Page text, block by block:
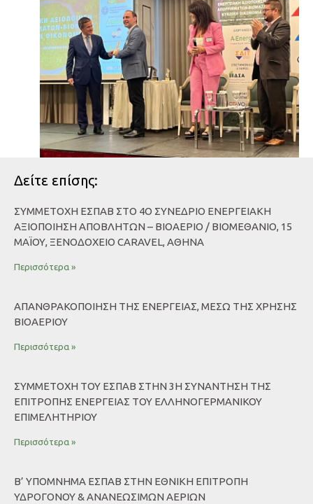
Δείτε επίσης:
ΣΥΜΜΕΤΟΧΉ ΕΣΠΑΒ ΣΤΟ 4Ο ΣΥΝΈΔΡΙΟ ΕΝΕΡΓΕΙΑΚΉ
ΑΞΙΟΠΟΊΗΣΗ ΑΠΟΒΛΉΤΩΝ – ΒΙΟΑΈΡΙΟ / ΒΙΟΜΕΘΆΝΙΟ, 15
ΜΑΪ́ΟΥ, ΞΕΝΟΔΟΧΕΊΟ CARAVEL, ΑΘΉΝΑ
Περισσότερα »
AΠΑΝΘΡΑΚΟΠΟΊΗΣΗ ΤΗΣ ΕΝΈΡΓΕΙΑΣ, ΜΈΣΩ ΤΗΣ ΧΡΉΣΗΣ
ΒΙΟΑΕΡΊΟΥ
Περισσότερα »
ΣΥΜΜΕΤΟΧΉ ΤΟΥ ΕΣΠΑΒ ΣΤΗΝ 3Η ΣΥΝΆΝΤΗΣΗ ΤΗΣ
ΕΠΙΤΡΟΠΉΣ ΕΝΈΡΓΕΙΑΣ ΤΟΥ ΕΛΛΗΝΟΓΕΡΜΑΝΙΚΟΎ
ΕΠΙΜΕΛΗΤΗΡΊΟΥ
Περισσότερα »
Β’ ΥΠΌΜΝΗΜΑ ΕΣΠΑΒ ΣΤΗΝ ΕΘΝΙΚΉ ΕΠΙΤΡΟΠΉ
ΥΔΡΟΓΌΝΟΥ & ΑΝΑΝΕΏΣΙΜΩΝ ΑΕΡΊΩΝ